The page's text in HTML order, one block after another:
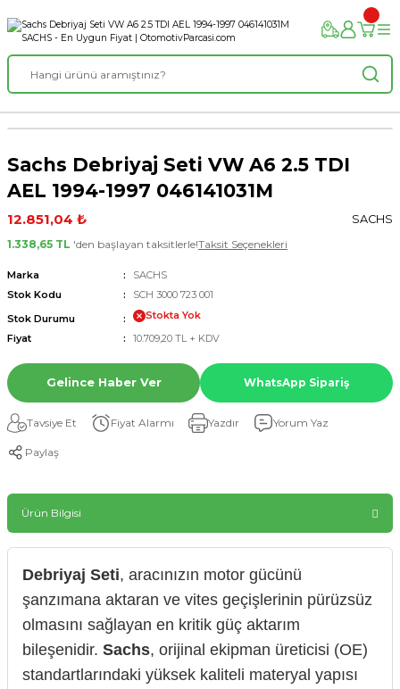
Sachs Debriyaj Seti VW A6 2.5 TDI
AEL 1994-1997 046141031M
12.851,04 ₺
SACHS
1.338,65 TL 'den başlayan taksitlerle!Taksit Seçenekleri
Marka
SACHS
Stok Kodu
SCH 3000 723 001
Stok Durumu
Stokta Yok
Fiyat
10.709,20 TL + KDV
Gelince Haber Ver WhatsApp Sipariş
Tavsiye Et Fiyat Alarmı Yazdır Yorum Yaz
Paylaş
Ürün Bilgisi
Debriyaj Seti, aracınızın motor gücünü
şanzımana aktaran ve vites geçişlerinin pürüzsüz
olmasını sağlayan en kritik güç aktarım
bileşenidir. Sachs, orijinal ekipman üreticisi (OE)
standartlarındaki yüksek kaliteli materyal yapısı